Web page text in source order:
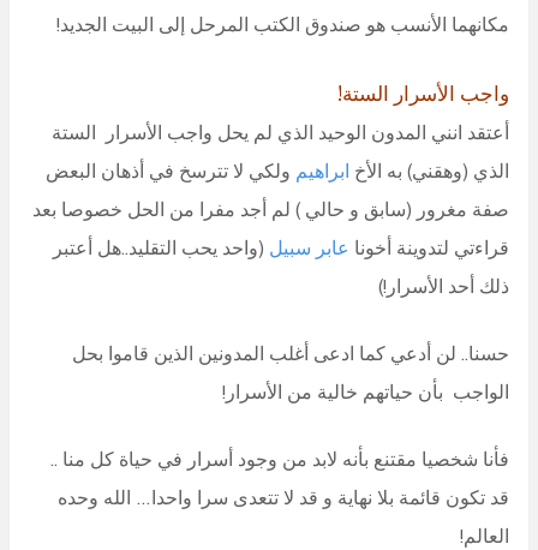
مكانهما الأنسب هو صندوق الكتب المرحل إلى البيت الجديد!
واجب الأسرار الستة!
أعتقد انني المدون الوحيد الذي لم يحل واجب الأسرار الستة
الذي (وهقني) به الأخ ابراهيم ولكي لا تترسخ في أذهان البعض
صفة مغرور (سابق و حالي ) لم أجد مفرا من الحل خصوصا بعد
قراءتي لتدوينة أخونا عابر سبيل (واحد يحب التقليد..هل أعتبر
ذلك أحد الأسرار!)
حسنا.. لن أدعي كما ادعى أغلب المدونين الذين قاموا بحل
الواجب بأن حياتهم خالية من الأسرار!
فأنا شخصيا مقتنع بأنه لابد من وجود أسرار في حياة كل منا ..
قد تكون قائمة بلا نهاية و قد لا تتعدى سرا واحدا… الله وحده
العالم!